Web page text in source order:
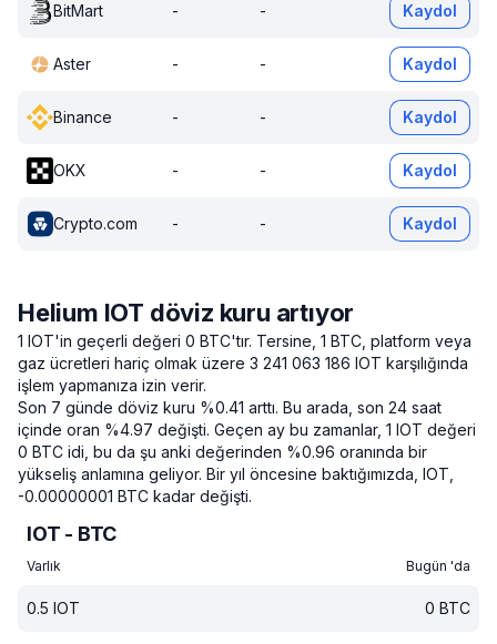
BitMart - - Kaydol
Aster - - Kaydol
Binance - - Kaydol
OKX - - Kaydol
Crypto.com - - Kaydol
Helium IOT döviz kuru artıyor
1 IOT'in geçerli değeri 0 BTC'tır. Tersine, 1 BTC, platform veya
gaz ücretleri hariç olmak üzere 3 241 063 186 IOT karşılığında
işlem yapmanıza izin verir.
Son 7 günde döviz kuru %0.41 arttı. Bu arada, son 24 saat
içinde oran %4.97 değişti. Geçen ay bu zamanlar, 1 IOT değeri
0 BTC idi, bu da şu anki değerinden %0.96 oranında bir
yükseliş anlamına geliyor. Bir yıl öncesine baktığımızda, IOT,
-0.00000001 BTC kadar değişti.
IOT - BTC
Varlık Bugün 'da
0.5 IOT 0 BTC